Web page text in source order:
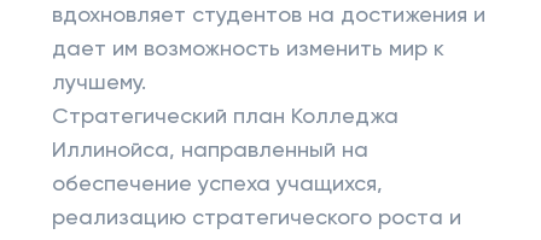
вдохновляет студентов на достижения и
дает им возможность изменить мир к
лучшему.
Стратегический план Колледжа
Иллинойса, направленный на
обеспечение успеха учащихся,
реализацию стратегического роста и